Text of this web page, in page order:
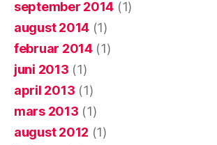
september 2014 (1)
august 2014 (1)
februar 2014(1)
juni 2013 (1)
april 2013 (1)
mars 2013 (1)
august 2012 (1)